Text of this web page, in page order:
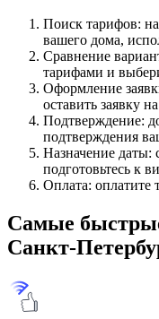
Поиск тарифов:
вашего дома,
Сравнение
тарифами и
Оформление
оставить заявку
Подтверждение:
подтверждения
Назначение даты:
подготовьтесь к
Оплата: оплатите
Самые
Санкт-